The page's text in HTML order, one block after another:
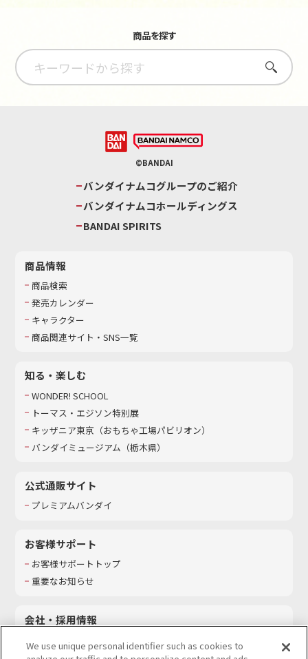
商品を探す
さがす
©BANDAI
バンダイナムコグループのご紹介
バンダイナムコホールディングス
BANDAI SPIRITS
商品情報
商品検索
発売カレンダー
キャラクター
商品関連サイト・SNS一覧
知る・楽しむ
WONDER! SCHOOL
トーマス・エジソン特別展
キッザニア東京（おもちゃ工場パビリオン）​
バンダイミュージアム（栃木県）
公式通販サイト
プレミアムバンダイ
お客様サポート
お客様サポートトップ
重要なお知らせ
会社・採用情報
We use unique personal identifier such as cookies to